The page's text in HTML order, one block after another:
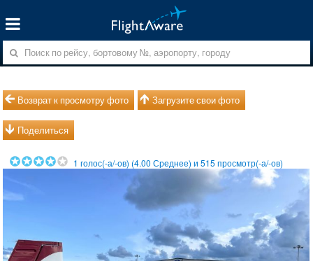
Возврат к просмотру фото Загрузите свои фото
Поделиться
1 голос(-а/-ов) (4.00 Среднее) и515 просмотр(-а/-ов)